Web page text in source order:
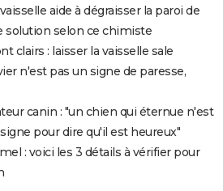
aide à dégraisser la paroi de
solution selon ce chimiste
clairs : laisser la vaisselle sale
n'est pas un signe de paresse,
canin : "un chien qui éternue n'est
pour dire qu'il est heureux"
: voici les 3 détails à vérifier pour